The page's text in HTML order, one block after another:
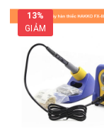
13%
GIẢM